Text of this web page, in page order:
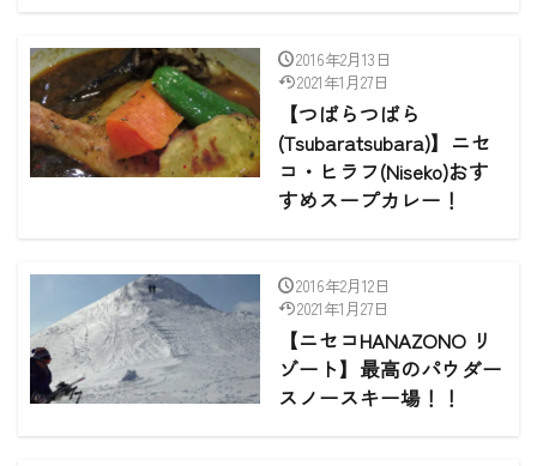
2016年2月13日
2021年1月27日
【つばらつばら
(Tsubaratsubara)】ニセ
コ・ヒラフ(Niseko)おす
すめスープカレー！
2016年2月12日
2021年1月27日
【ニセコHANAZONO リ
ゾート】最高のパウダー
スノースキー場！！